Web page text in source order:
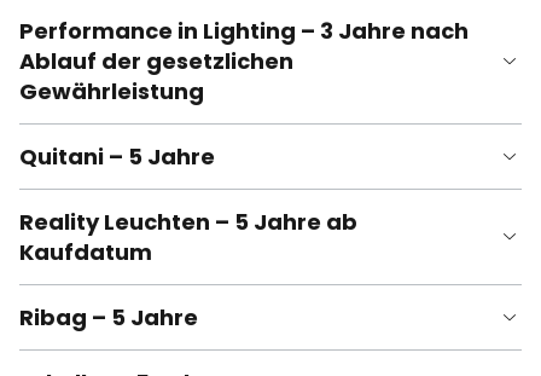
Performance in Lighting – 3 Jahre nach
Ablauf der gesetzlichen
Gewährleistung
Quitani – 5 Jahre
Reality Leuchten – 5 Jahre ab
Kaufdatum
Ribag – 5 Jahre